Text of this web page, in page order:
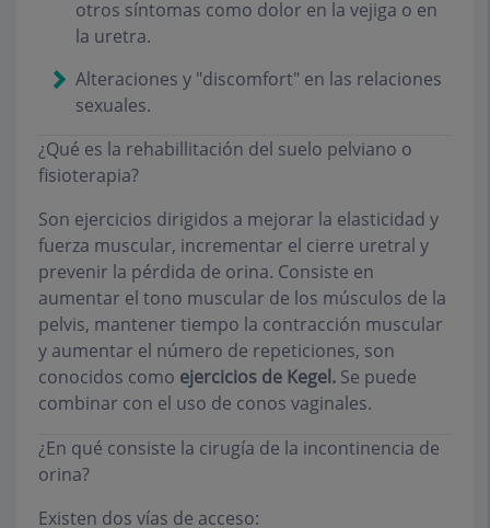
otros síntomas como dolor en la vejiga o en
la uretra.
Alteraciones y "discomfort" en las relaciones
sexuales.
¿Qué es la rehabillitación del suelo pelviano o
fisioterapia?
Son ejercicios dirigidos a mejorar la elasticidad y
fuerza muscular, incrementar el cierre uretral y
prevenir la pérdida de orina. Consiste en
aumentar el tono muscular de los músculos de la
pelvis, mantener tiempo la contracción muscular
y aumentar el número de repeticiones, son
conocidos como ejercicios de Kegel. Se puede
combinar con el uso de conos vaginales.
¿En qué consiste la cirugía de la incontinencia de
orina?
Existen dos vías de acceso: